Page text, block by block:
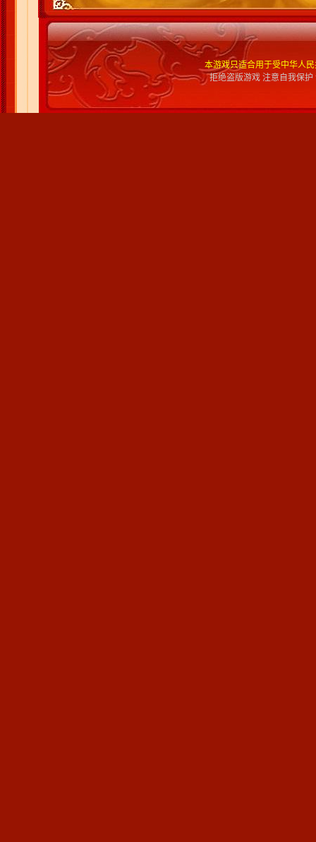
本游戏只适合用于受中华人
拒绝盗版游戏 注意自我保